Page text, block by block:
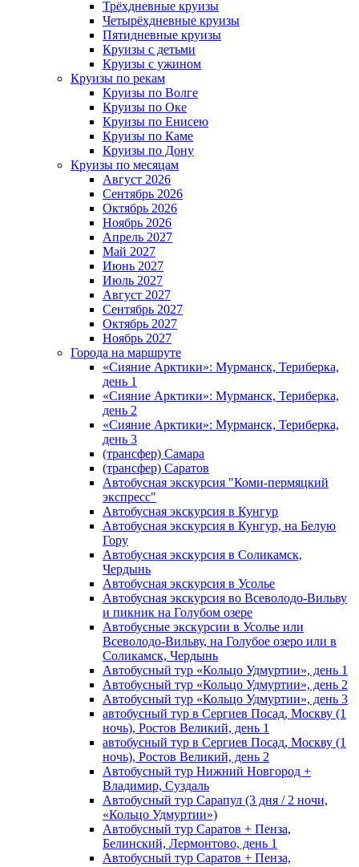
Трёхдневные круизы
Четырёхдневные круизы
Пятидневные круизы
Круизы с детьми
Круизы с ужином
Круизы по рекам
Круизы по Волге
Круизы по Оке
Круизы по Енисею
Круизы по Каме
Круизы по Дону
Круизы по месяцам
Август 2026
Сентябрь 2026
Октябрь 2026
Ноябрь 2026
Апрель 2027
Май 2027
Июнь 2027
Июль 2027
Август 2027
Сентябрь 2027
Октябрь 2027
Ноябрь 2027
Города на маршруте
«Сияние Арктики»: Мурманск, Териберка,
день 1
«Сияние Арктики»: Мурманск, Териберка,
день 2
«Сияние Арктики»: Мурманск, Териберка,
день 3
(трансфер) Самара
(трансфер) Саратов
Автобусная экскурсия "Коми-пермяцкий
экспресс"
Автобусная экскурсия в Кунгур
Автобусная экскурсия в Кунгур, на Белую
Гору
Автобусная экскурсия в Соликамск,
Чердынь
Автобусная экскурсия в Усолье
Автобусная экскурсия во Всеволодо-Вильву
и пикник на Голубом озере
Автобусные экскурсии в Усолье или
Всеволодо-Вильву, на Голубое озеро или в
Соликамск, Чердынь
Автобусный тур «Кольцо Удмуртии», день 1
Автобусный тур «Кольцо Удмуртии», день 2
Автобусный тур «Кольцо Удмуртии», день 3
автобусный тур в Сергиев Посад, Москву (1
ночь), Ростов Великий, день 1
автобусный тур в Сергиев Посад, Москву (1
ночь), Ростов Великий, день 2
Автобусный тур Нижний Новгород +
Владимир, Суздаль
Автобусный тур Сарапул (3 дня / 2 ночи,
«Кольцо Удмуртии»)
Автобусный тур Саратов + Пенза,
Белинский, Лермонтово, день 1
Автобусный тур Саратов + Пенза,